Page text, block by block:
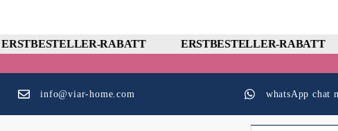
ERSTBESTELLER-RABATT
ERSTBESTELLER-RABATT
info@viar-home.com whatsApp chat